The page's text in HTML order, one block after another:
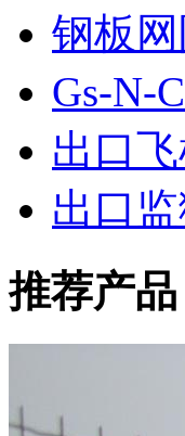
钢板
Gs-N-
出口
出口
推荐产品